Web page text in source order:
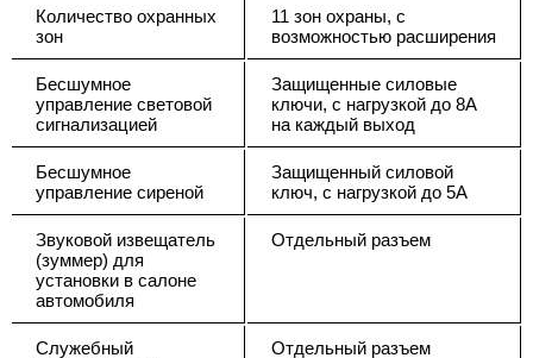
Количество охранных
зон
11 зон охраны, с
возможностью расширения
Бесшумное
управление световой
сигнализацией
Защищенные силовые
ключи, с нагрузкой до 8А
на каждый выход
Бесшумное
управление сиреной
Защищенный силовой
ключ, с нагрузкой до 5А
Звуковой извещатель
(зуммер) для
установки в салоне
автомобиля
Отдельный разъем
Служебный
Отдельный разъем